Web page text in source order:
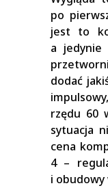
po
jest to
a jedynie
dodać
rzędu 60
sytuacja
cena
4 –
i obudowy